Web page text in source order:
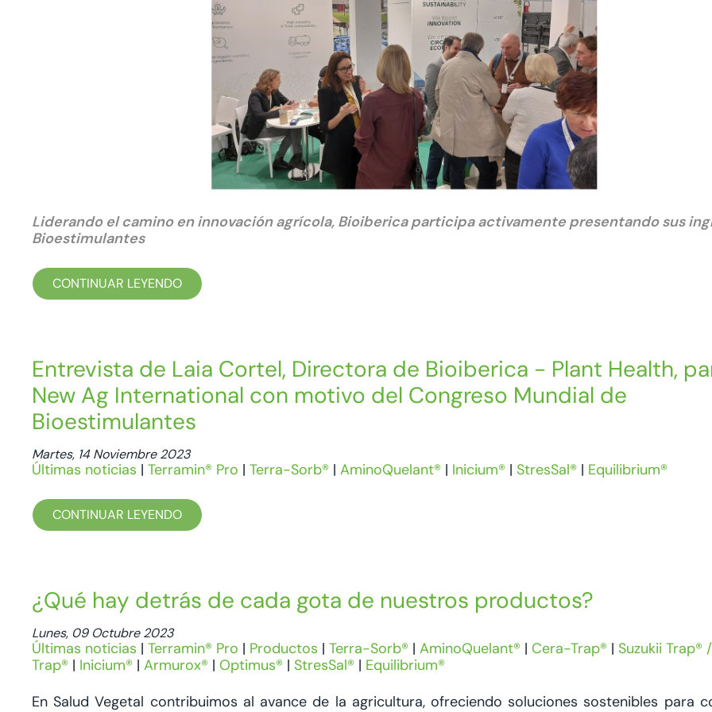
Liderando el camino en innovación agrícola, Bioiberica participa activamente presentando sus
Bioestimulantes
CONTINUAR LEYENDO
Entrevista de Laia Cortel, Directora de Bioiberica - Plant Health,
New Ag International con motivo del Congreso Mundial de
Bioestimulantes
Martes, 14 Noviembre 2023
Últimas noticias | Terramin® Pro | Terra-Sorb® | AminoQuelant® | Inicium® | StresSal® | Equilibrium®
CONTINUAR LEYENDO
¿Qué hay detrás de cada gota de nuestros productos?
Lunes, 09 Octubre 2023
Últimas noticias | Terramin® Pro | Productos | Terra-Sorb® | AminoQuelant® | Cera-Trap® | Suzukii Trap®
Trap® | Inicium® | Armurox® | Optimus® | StresSal® | Equilibrium®
En Salud Vegetal contribuimos al avance de la agricultura, ofreciendo soluciones sostenibles para